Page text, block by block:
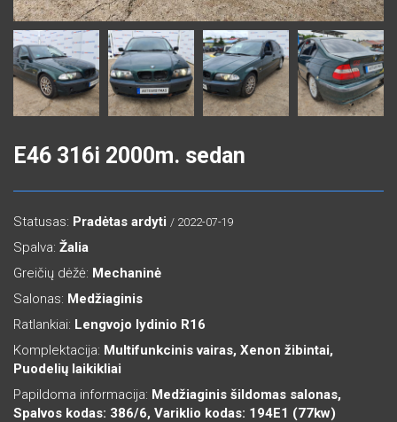
E46 316i 2000m. sedan
Statusas: Pradėtas ardyti / 2022-07-19
Spalva: Žalia
Greičių dėžė: Mechaninė
Salonas: Medžiaginis
Ratlankiai: Lengvojo lydinio R16
Komplektacija: Multifunkcinis vairas, Xenon žibintai,
Puodelių laikikliai
Papildoma informacija: Medžiaginis šildomas salonas,
Spalvos kodas: 386/6, Variklio kodas: 194E1 (77kw)